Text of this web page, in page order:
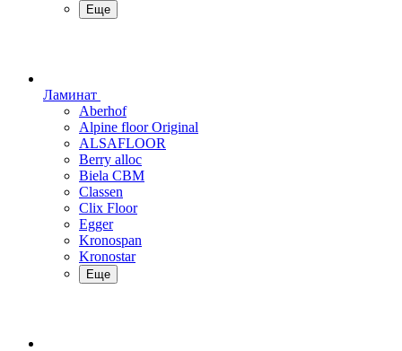
Еще
Ламинат
Aberhof
Alpine floor Original
ALSAFLOOR
Berry alloc
Biela CBM
Classen
Clix Floor
Egger
Kronospan
Kronostar
Еще